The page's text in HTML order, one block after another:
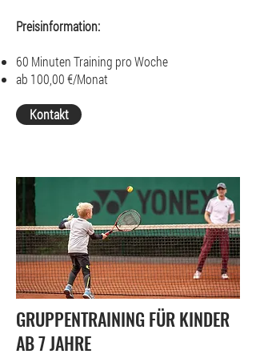
Preisinformation:
60 Minuten Training pro Woche
ab 100,00 €/Monat
Kontakt
GRUPPENTRAINING FÜR KINDER
AB 7 JAHRE